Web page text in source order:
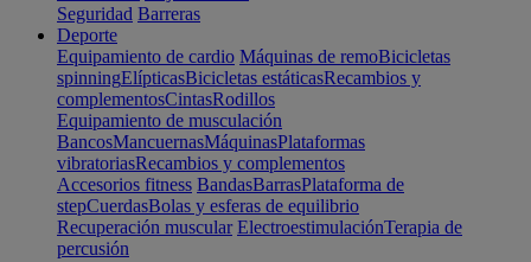
Seguridad Barreras
Deporte
Equipamiento de cardio Máquinas de remoBicicletas
spinningElípticasBicicletas estáticasRecambios y
complementosCintasRodillos
Equipamiento de musculación
BancosMancuernasMáquinasPlataformas
vibratoriasRecambios y complementos
Accesorios fitness BandasBarrasPlataforma de
stepCuerdasBolas y esferas de equilibrio
Recuperación muscular ElectroestimulaciónTerapia de
percusión